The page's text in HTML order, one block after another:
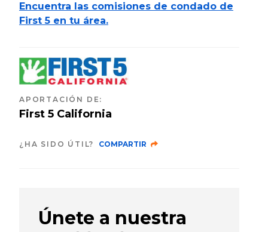
Encuentra las comisiones de condado de
First 5 en tu área.
APORTACIÓN DE:
First 5 California
¿HA SIDO ÚTIL? COMPARTIR
Únete a nuestra